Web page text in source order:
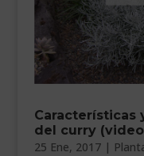
HORARIO GARDEN
CONTACTAR
BLOG
VEURE EN CATALÀ
Características
del curry
25 Ene, 2017|